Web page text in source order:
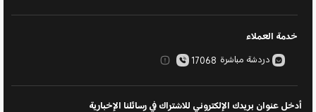
خدمة العملاء
دردشة مباشرة 17068
أدخل عنوان بريدك الإلكتروني للاشتراك في رسائلنا الإخبارية